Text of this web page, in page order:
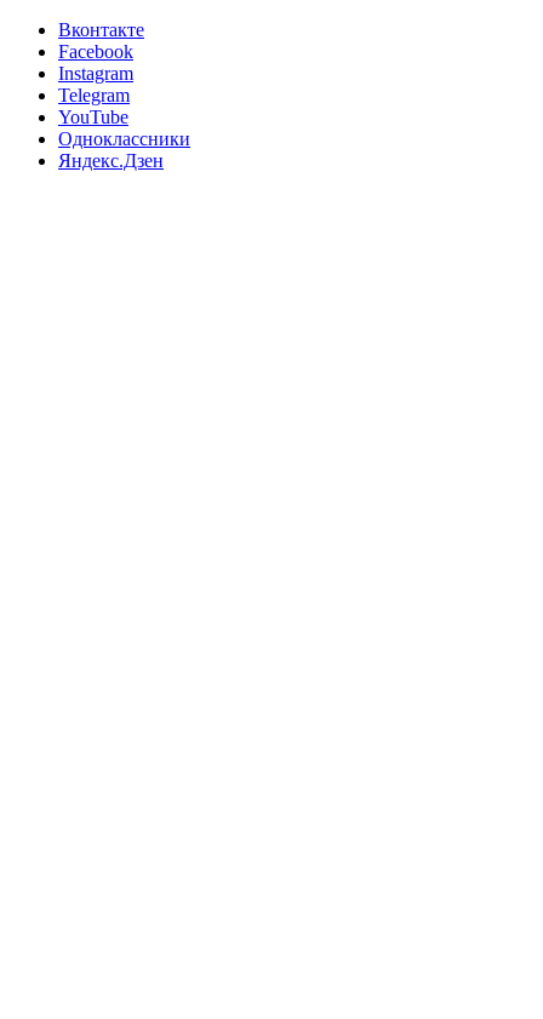
Вконтакте
Facebook
Instagram
Telegram
YouTube
Одноклассники
Яндекс.Дзен